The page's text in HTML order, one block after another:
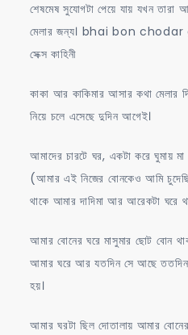
শেষমেষ সুযোগটা পেয়ে যায় যখন তারা
মেলার জন্য। bhai bon chodar
সেক্স কাহিনী
কাকা আর কাকিমার আসার কথা মেলার
নিয়ে চলে এসেছে দুদিন আগেই।
আমাদের চারটে ঘর, একটা করে ঘুমায়
(আমার এই নিজের বোনকেও আমি
থাকে আমার দাদিমা আর আরেকটা ঘরে
আমার বোনের ঘরে মাসুমার ছোট বোন
আমার ঘরে আর যতদিন সে আছে ততদিন
হয়।
আমার ঘরটা ছিল দোতালায় আমার